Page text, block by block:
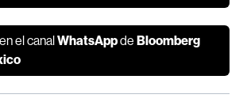
el canalWhatsAppdeBloomberg